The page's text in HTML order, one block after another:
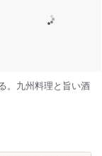
。九州料理と旨い酒